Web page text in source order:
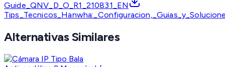
Guide_QNV_D_O_R1_210831_EN
Alternativas Similares